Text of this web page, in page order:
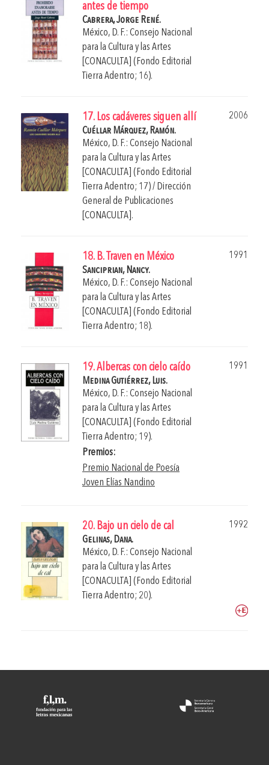
antes de tiempo
Cabrera, Jorge René.
México, D. F.: Consejo Nacional
para la Cultura y las Artes
[CONACULTA] (Fondo Editorial
Tierra Adentro; 16).
17. Los cadáveres siguen allí
2006
Cuéllar Márquez, Ramón.
México, D. F.: Consejo Nacional
para la Cultura y las Artes
[CONACULTA] (Fondo Editorial
Tierra Adentro; 17) / Dirección
General de Publicaciones
[CONACULTA].
18. B. Traven en México
1991
Sanciprian, Nancy.
México, D. F.: Consejo Nacional
para la Cultura y las Artes
[CONACULTA] (Fondo Editorial
Tierra Adentro; 18).
19. Albercas con cielo caído
1991
Medina Gutiérrez, Luis.
México, D. F.: Consejo Nacional
para la Cultura y las Artes
[CONACULTA] (Fondo Editorial
Tierra Adentro; 19).
Premios:
Premio Nacional de Poesía
Joven Elías Nandino
20. Bajo un cielo de cal
1992
Gelinas, Dana.
México, D. F.: Consejo Nacional
para la Cultura y las Artes
[CONACULTA] (Fondo Editorial
Tierra Adentro; 20).